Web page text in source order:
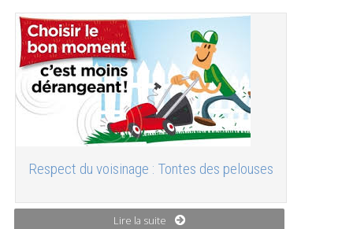
Respect du voisinage : Tontes des pelouses
Lire la suite